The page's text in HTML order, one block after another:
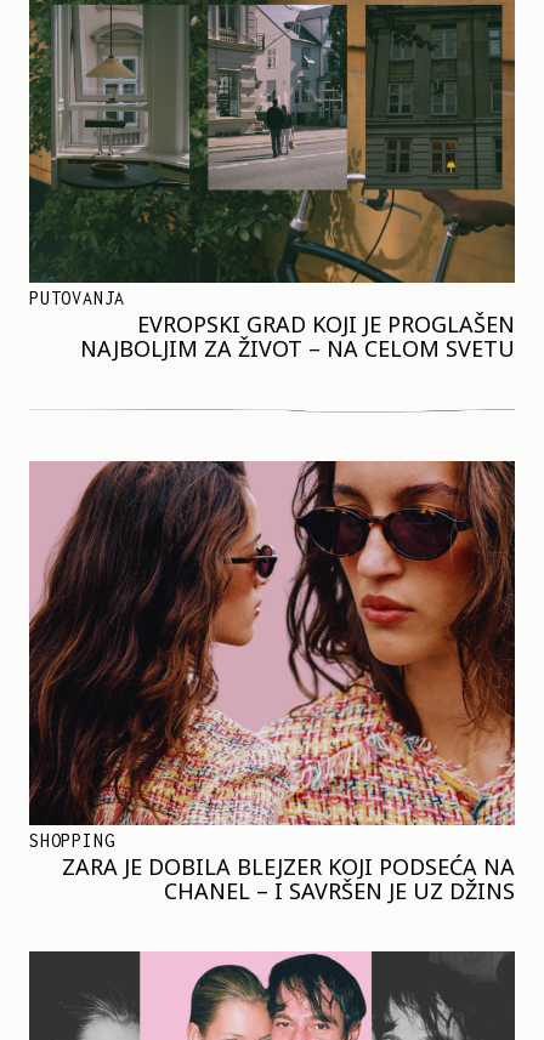
PUTOVANJA
EVROPSKI GRAD KOJI JE PROGLAŠEN
NAJBOLJIM ZA ŽIVOT – NA CELOM SVETU
SHOPPING
ZARA JE DOBILA BLEJZER KOJI PODSEĆA NA
CHANEL – I SAVRŠEN JE UZ DŽINS